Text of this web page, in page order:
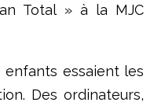
Total » à la MJC
enfants essaient les
Des ordinateurs,